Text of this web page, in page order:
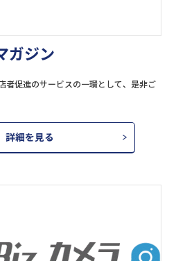
ガジン
者促進のサービスの一環として、是非ご
詳細を見る